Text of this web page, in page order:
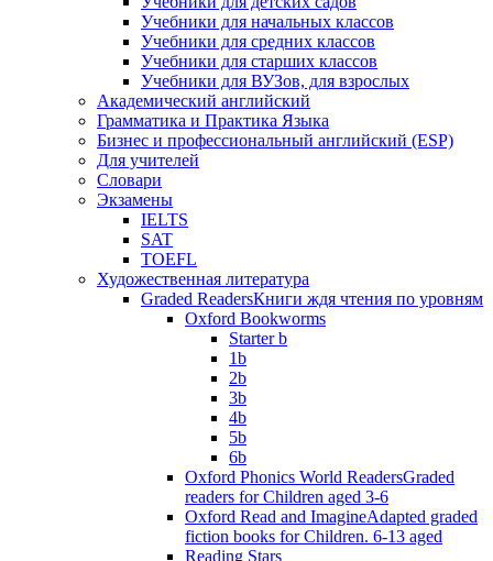
Учебники для начальных классов
Учебники для средних классов
Учебники для старших классов
Учебники для ВУЗов, для взрослых
Академический английский
Грамматика и Практика Языка
Бизнес и профессиональный английский (ESP)
Для учителей
Словари
Экзамены
IELTS
SAT
TOEFL
Художественная литература
Graded ReadersКниги ждя чтения по уровням
Oxford Bookworms
Starter b
1b
2b
3b
4b
5b
6b
Oxford Phonics World ReadersGraded
readers for Children aged 3-6
Oxford Read and ImagineAdapted graded
fiction books for Children. 6-13 aged
Reading Stars